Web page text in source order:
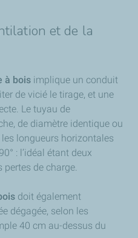
et de la
à bois implique un conduit
de vicié le tirage, et une
Le tuyau de
de diamètre identique ou
longueurs horizontales
: l’idéal étant deux
pertes de charge.
doit également
dégagée, selon les
40 cm au-dessus du